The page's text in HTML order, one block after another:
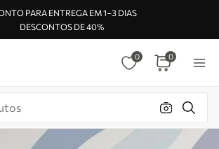
PARA ENTREGA EM 1–3 DIAS
DESCONTOS DE 40%
0 0